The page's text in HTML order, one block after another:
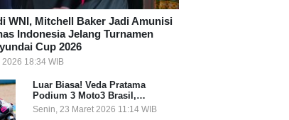
WNI, Mitchell Baker Jadi Amunisi
Indonesia Jelang Turnamen
Cup 2026
2026 18:34 WIB
Luar Biasa! Veda Pratama
Podium 3 Moto3 Brasil,
Pembalap Indonesia Pertama
Juara Grand Prix
Senin, 23 Maret 2026 11:14 WIB